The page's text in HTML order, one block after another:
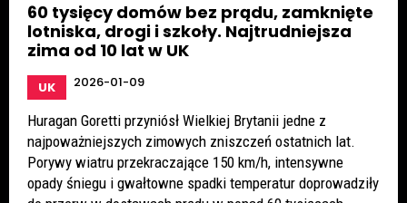
60 tysięcy domów bez prądu, zamknięte
lotniska, drogi i szkoły. Najtrudniejsza
zima od 10 lat w UK
UK 2026-01-09
Huragan Goretti przyniósł Wielkiej Brytanii jedne z
najpoważniejszych zimowych zniszczeń ostatnich lat.
Porywy wiatru przekraczające 150 km/h, intensywne
opady śniegu i gwałtowne spadki temperatur doprowadziły